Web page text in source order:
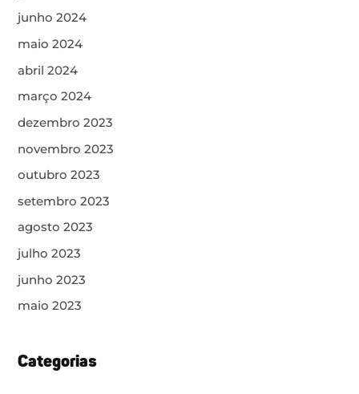
junho 2024
maio 2024
abril 2024
março 2024
dezembro 2023
novembro 2023
outubro 2023
setembro 2023
agosto 2023
julho 2023
junho 2023
maio 2023
Categorias